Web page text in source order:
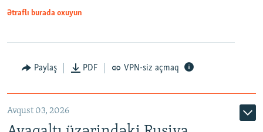
Ətraflı burada oxuyun
Paylaş PDF VPN-siz açmaq
Avqust 03, 2026